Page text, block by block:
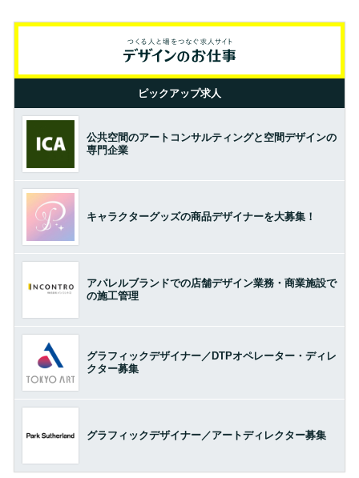
ピックアップ求人
公共空間のアートコンサルティングと空間デザインの
専門企業
キャラクターグッズの商品デザイナーを大募集！
アパレルブランドでの店舗デザイン業務・商業施設で
の施工管理
グラフィックデザイナー／DTPオペレーター・ディレ
クター募集
グラフィックデザイナー／アートディレクター募集